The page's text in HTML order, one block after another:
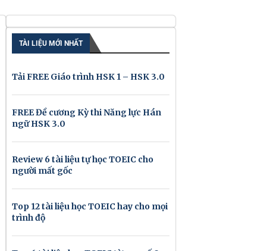
TÀI LIỆU MỚI NHẤT
Tải FREE Giáo trình HSK 1 – HSK 3.0
FREE Đề cương Kỳ thi Năng lực Hán
ngữ HSK 3.0
Review 6 tài liệu tự học TOEIC cho
người mất gốc
Top 12 tài liệu học TOEIC hay cho mọi
trình độ